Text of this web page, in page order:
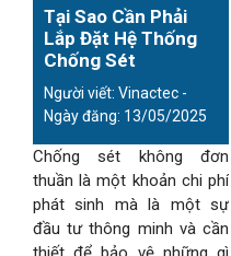
Tại Sao Cần Phải
Lắp Đặt Hệ Thống
Chống Sét
Người viết: Vinactec -
Ngày đăng: 13/05/2025
Chống sét không đơn
thuần là một khoản chi phí
phát sinh mà là một sự
đầu tư thông minh và cần